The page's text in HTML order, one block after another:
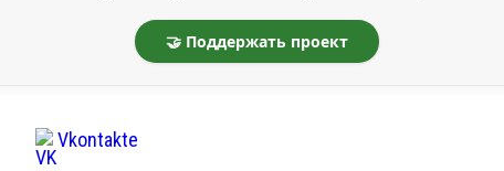
🤝 Поддержать проект
Vkontakte